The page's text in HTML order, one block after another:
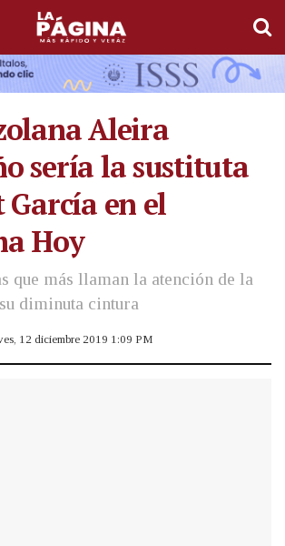
Aleira
sería la sustituta
García en el
Hoy
que más llaman la atención de la
diminuta cintura
12 diciembre 2019 1:09 PM